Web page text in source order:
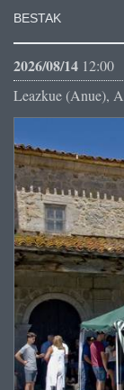
BESTAK
2026/08/14 12:00
Leazkue (Anue),